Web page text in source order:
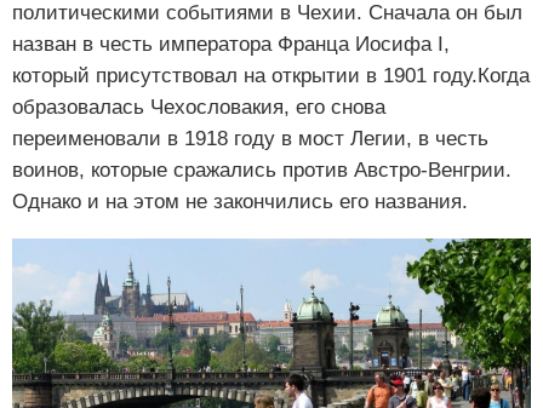
политическими событиями в Чехии. Сначала он был
назван в честь императора Франца Иосифа I,
который присутствовал на открытии в 1901 году.Когда
образовалась Чехословакия, его снова
переименовали в 1918 году в мост Легии, в честь
воинов, которые сражались против Австро-Венгрии.
Однако и на этом не закончились его названия.